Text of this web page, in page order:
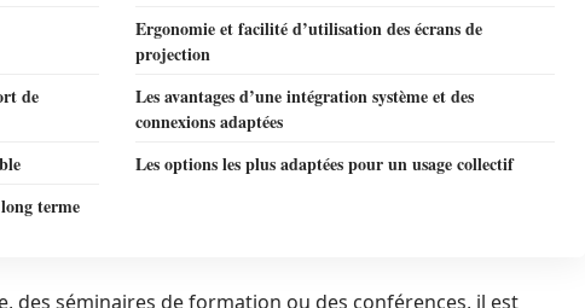
Ergonomie et facilité d’utilisation des écrans de
projection
de
Les avantages d’une intégration système et des
connexions adaptées
Les options les plus adaptées pour un usage collectif
terme
des séminaires de formation ou des conférences, il est